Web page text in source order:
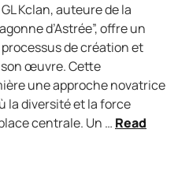
Kclan, auteure de la
d’Astrée”, offre un
de création et
œuvre. Cette
une approche novatrice
la diversité et la force
centrale. Un … Read